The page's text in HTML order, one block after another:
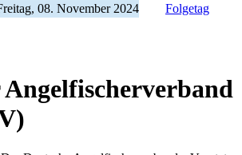
08. November 2024 Folgetag
Angelfischerverband